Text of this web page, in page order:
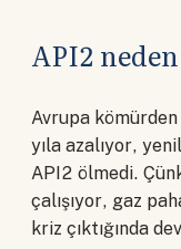
API2
Avrupa kömürden
yıla azalıyor,
API2 ölmedi.
çalışıyor, gaz
kriz çıktığında